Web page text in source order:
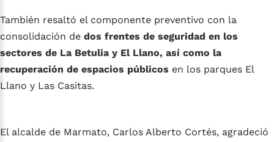
También resaltó el componente preventivo con la
consolidación de dos frentes de seguridad en los
sectores de La Betulia y El Llano, así como la
recuperación de espacios públicos en los parques El
Llano y Las Casitas.
El alcalde de Marmato, Carlos Alberto Cortés, agradeció